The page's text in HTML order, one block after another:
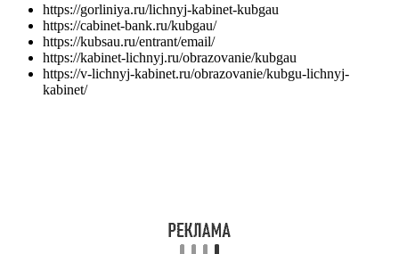
https://gorliniya.ru/lichnyj-kabinet-kubgau
https://cabinet-bank.ru/kubgau/
https://kubsau.ru/entrant/email/
https://kabinet-lichnyj.ru/obrazovanie/kubgau
https://v-lichnyj-kabinet.ru/obrazovanie/kubgu-lichnyj-
kabinet/